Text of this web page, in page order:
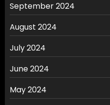
September 2024
August 2024
July 2024
June 2024
May 2024